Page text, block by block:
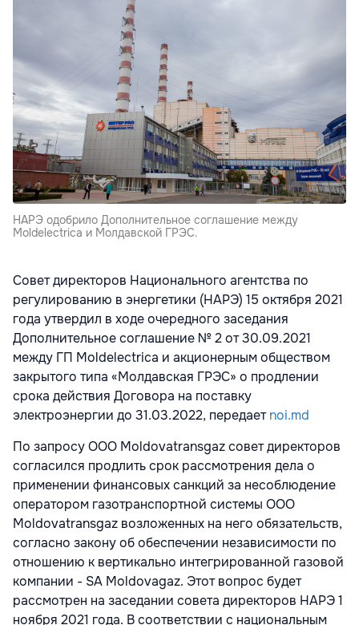
НАРЭ одобрило Дополнительное соглашение между
Moldelectrica и Молдавской ГРЭС.
Совет директоров Национального агентства по
регулированию в энергетики (НАРЭ) 15 октября 2021
года утвердил в ходе очередного заседания
Дополнительное соглашение № 2 от 30.09.2021
между ГП Moldelectrica и акционерным обществом
закрытого типа «Молдавская ГРЭС» о продлении
срока действия Договора на поставку
электроэнергии до 31.03.2022, передаетnoi.md
По запросу ООО Moldovatransgaz совет директоров
согласился продлить срок рассмотрения дела о
применении финансовых санкций за несоблюдение
оператором газотранспортной системы ООО
Moldovatransgaz возложенных на него обязательств,
согласно закону об обеспечении независимости по
отношению к вертикально интегрированной газовой
компании - SA Moldovagaz. Этот вопрос будет
рассмотрен на заседании совета директоров НАРЭ 1
ноября 2021 года. В соответствии с национальным